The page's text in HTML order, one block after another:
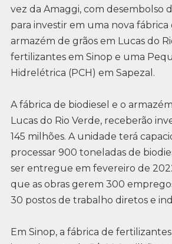
vez da Amaggi, com desembolso
para investir em uma nova fábrica
armazém de grãos em Lucas do
fertilizantes em Sinop e uma
Hidrelétrica (PCH) em Sapezal.
A fábrica de biodiesel e o
Lucas do Rio Verde, receberão
145 milhões. A unidade terá
processar 900 toneladas de
ser entregue em fevereiro de
que as obras gerem 300
30 postos de trabalho diretos e
Em Sinop, a fábrica de